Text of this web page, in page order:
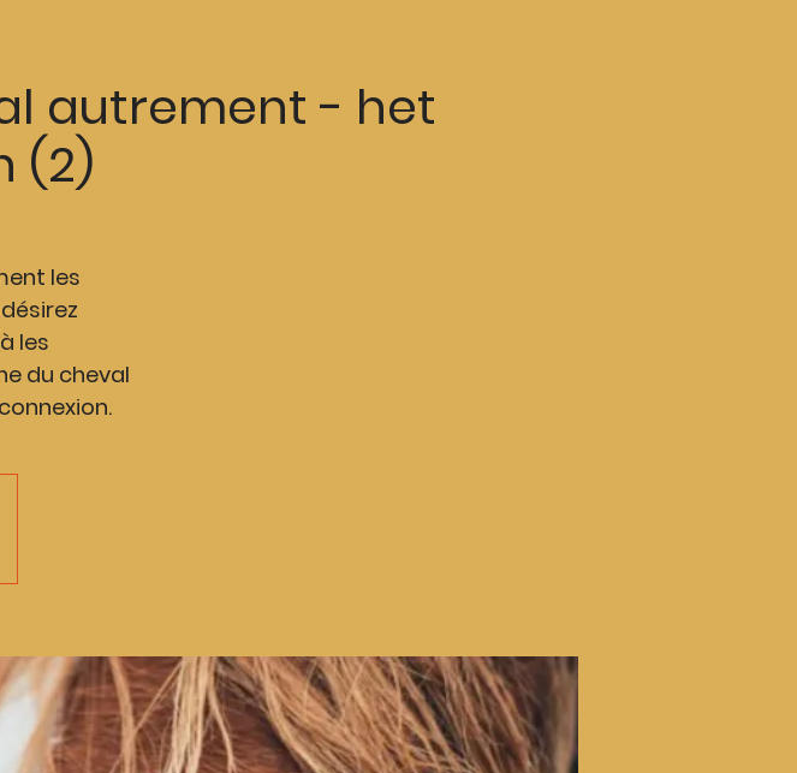
autrement - het
(2)
les
les
du cheval